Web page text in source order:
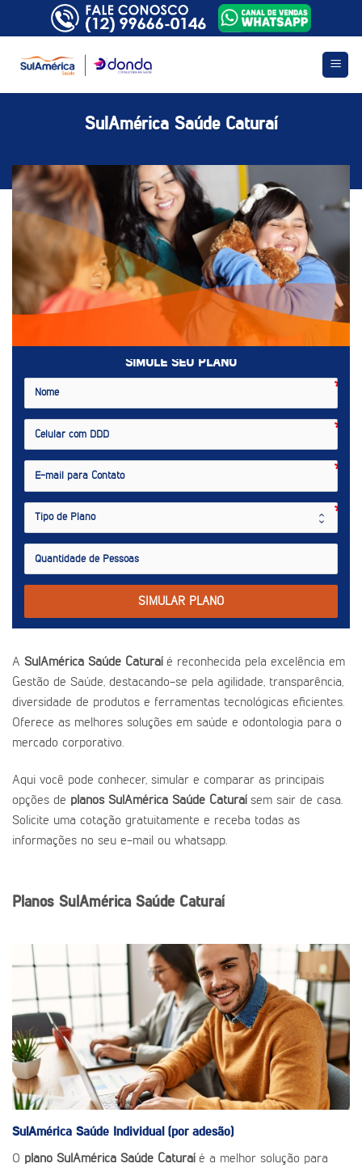
SulAmérica Saúde Caturaí
SIMULE SEU PLANO
SIMULAR PLANO
A SulAmérica Saúde Caturaíé reconhecida pela excelência em
Gestão de Saúde, destacando-se pela agilidade, transparência,
diversidade de produtos e ferramentas tecnológicas eficientes.
Oferece as melhores soluções em saúde e odontologia para o
mercado corporativo.
Aqui você pode conhecer, simular e comparar as principais
opções de planos SulAmérica Saúde Caturaí sem sair de casa.
Solicite uma cotação gratuitamente e receba todas as
informações no seu e-mail ou whatsapp.
Planos SulAmérica Saúde Caturaí
SulAmérica Saúde Individual (por adesão)
O plano SulAmérica Saúde Caturaíé a melhor solução para